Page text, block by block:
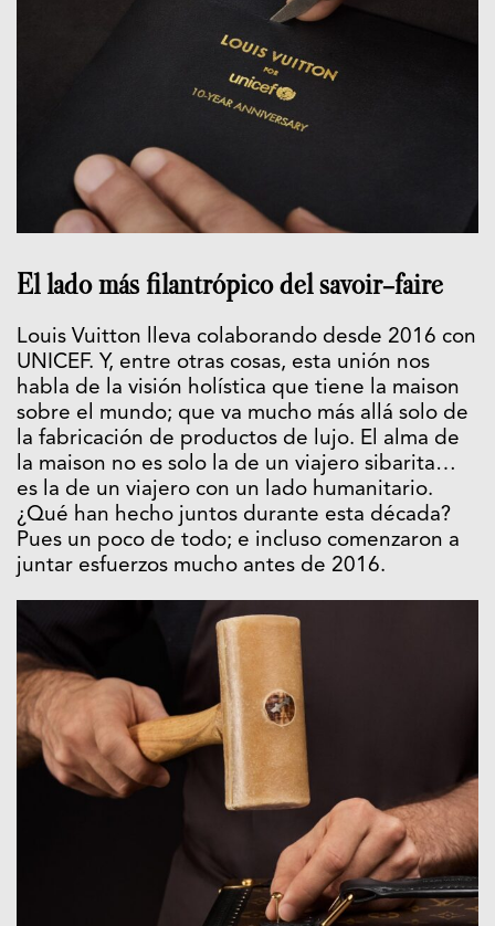
El lado más filantrópico del savoir-faire
Louis Vuitton lleva colaborando desde 2016 con
UNICEF. Y, entre otras cosas, esta unión nos
habla de la visión holística que tiene la maison
sobre el mundo; que va mucho más allá solo de
la fabricación de productos de lujo. El alma de
la maison no es solo la de un viajero sibarita…
es la de un viajero con un lado humanitario.
¿Qué han hecho juntos durante esta década?
Pues un poco de todo; e incluso comenzaron a
juntar esfuerzos mucho antes de 2016.